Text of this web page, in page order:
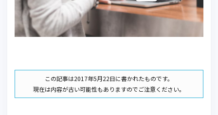
この記事は2017年5月22日に書かれたものです。
現在は内容が古い可能性もありますのでご注意ください。